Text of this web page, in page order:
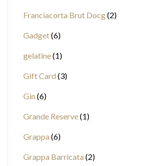
Franciacorta Brut Docg 2
Gadget 6
gelatine 1
Gift Card 3
Gin 6
Grande Reserve 1
Grappa 6
Grappa Barricata 2